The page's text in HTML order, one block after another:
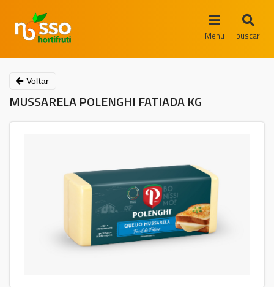
Menu buscar
Voltar
MUSSARELA POLENGHI FATIADA KG